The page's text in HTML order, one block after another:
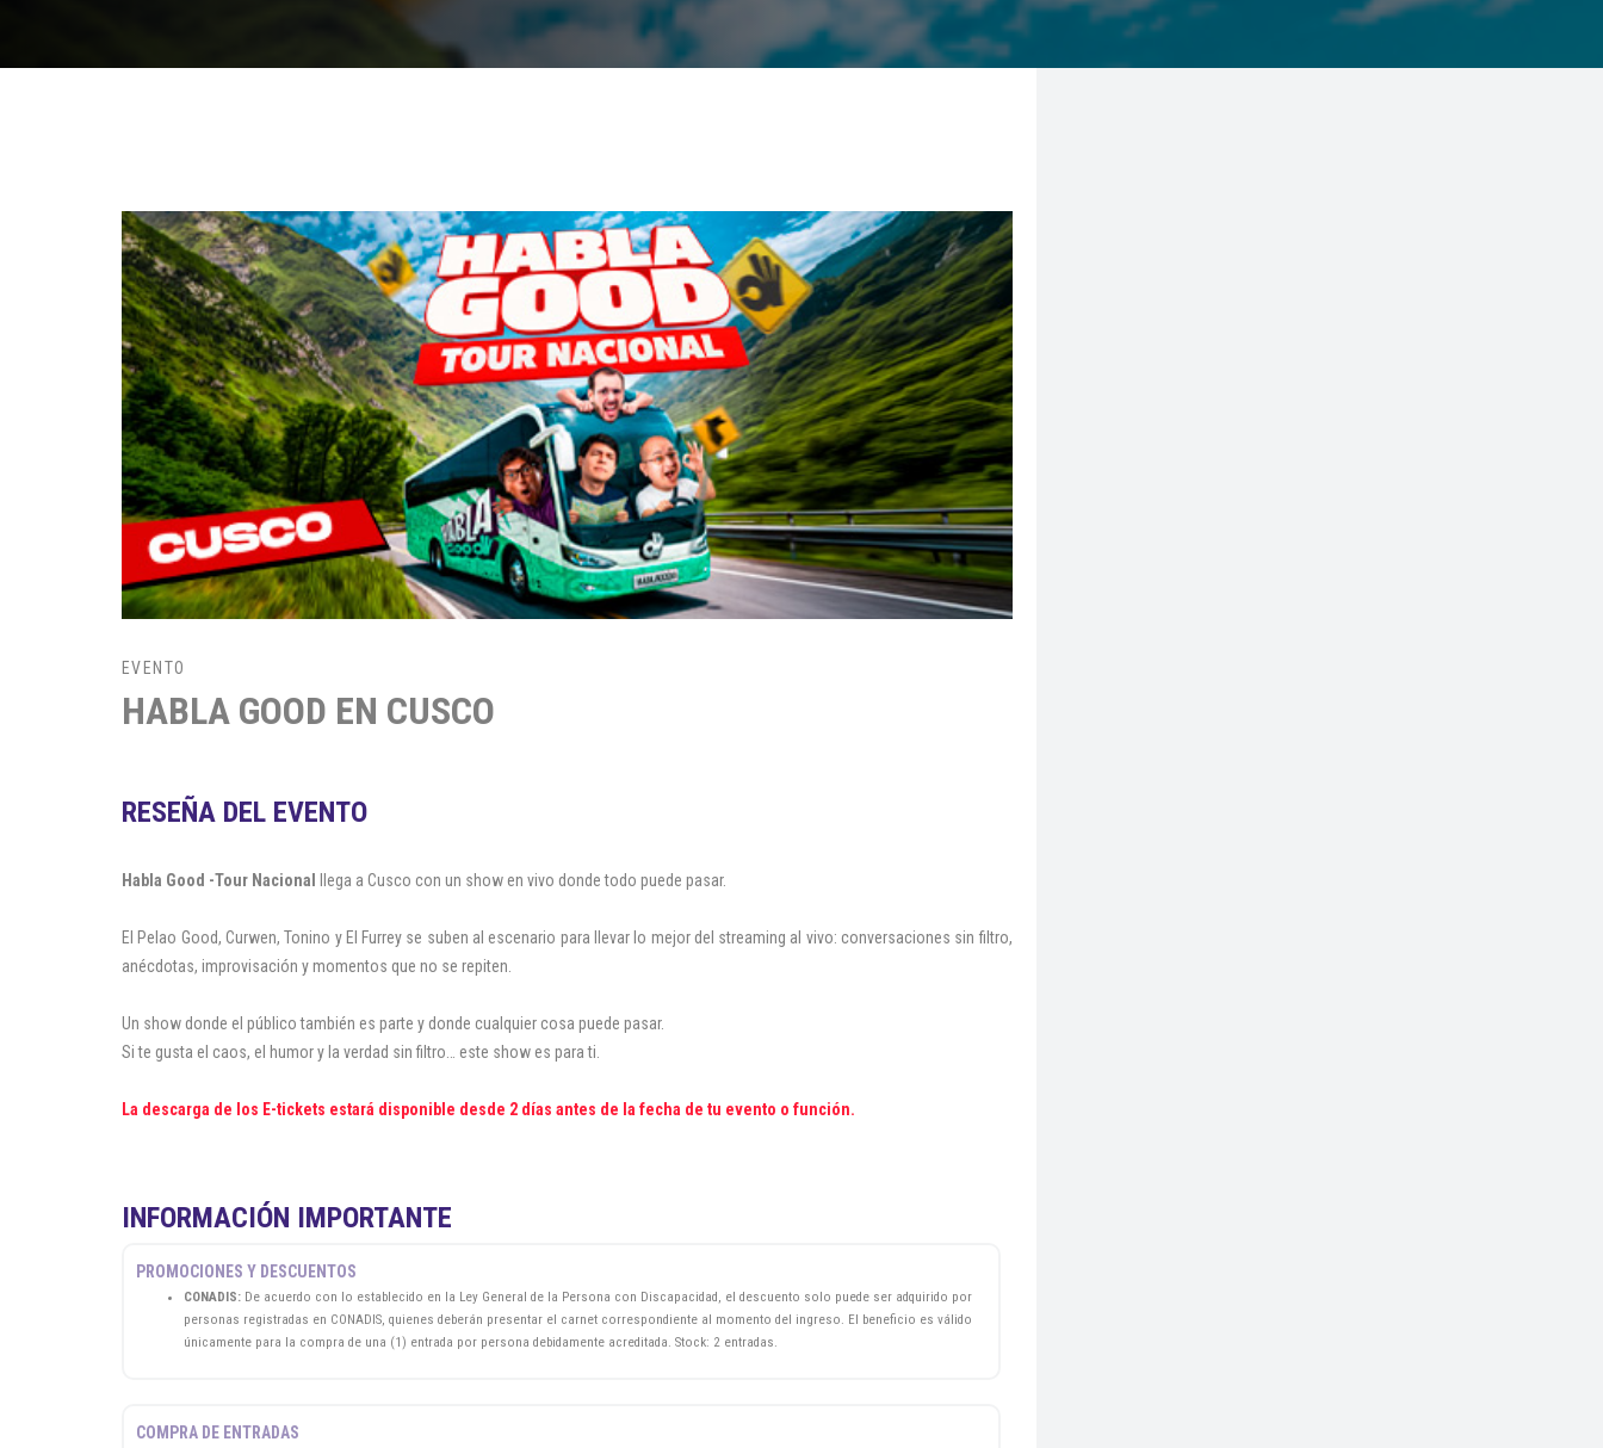
EVENTO
HABLA GOOD EN CUSCO
RESEÑA DEL EVENTO
Habla Good -Tour Nacional llega a Cusco con un show en vivo donde todo puede pasar.
El Pelao Good, Curwen, Tonino y El Furrey se suben al escenario para llevar lo mejor del streaming al vivo: conversaciones sin filtro,
anécdotas, improvisación y momentos que no se repiten.
Un show donde el público también es parte y donde cualquier cosa puede pasar.
Si te gusta el caos, el humor y la verdad sin filtro… este show es para ti.
La descarga de los E-tickets estará disponible desde 2 días antes de la fecha de tu evento o función.
INFORMACIÓN IMPORTANTE
PROMOCIONES Y DESCUENTOS
CONADIS: De acuerdo con lo establecido en la Ley General de la Persona con Discapacidad, el descuento solo puede ser adquirido por
personas registradas en CONADIS, quienes deberán presentar el carnet correspondiente al momento del ingreso. El beneficio es válido
únicamente para la compra de una (1) entrada por persona debidamente acreditada. Stock: 2 entradas.
COMPRA DE ENTRADAS